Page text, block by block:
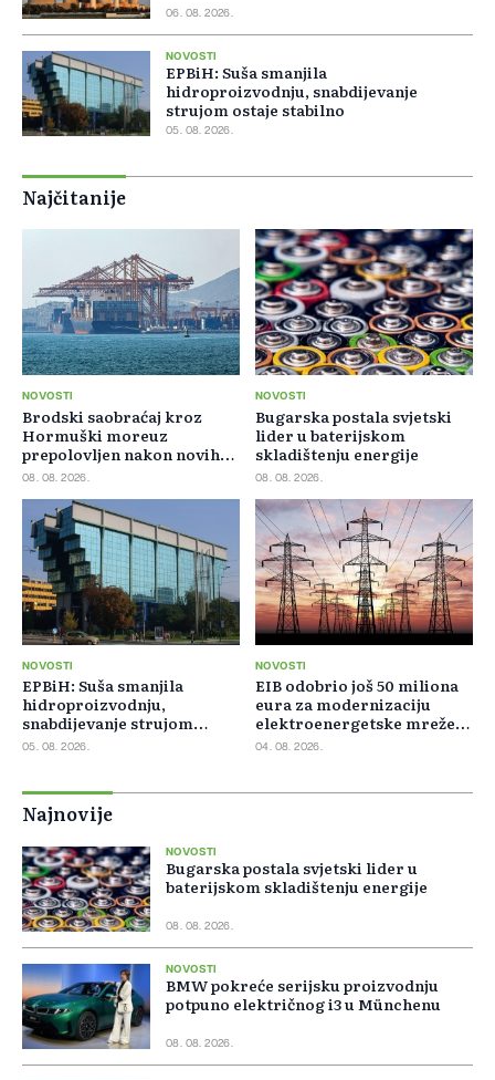
06. 08. 2026.
NOVOSTI
EPBiH: Suša smanjila
hidroproizvodnju, snabdijevanje
strujom ostaje stabilno
05. 08. 2026.
Najčitanije
NOVOSTI
Brodski saobraćaj kroz
Hormuški moreuz
prepolovljen nakon novih
blokada
08. 08. 2026.
NOVOSTI
Bugarska postala svjetski
lider u baterijskom
skladištenju energije
08. 08. 2026.
NOVOSTI
EPBiH: Suša smanjila
hidroproizvodnju,
snabdijevanje strujom
ostaje stabilno
05. 08. 2026.
NOVOSTI
EIB odobrio još 50 miliona
eura za modernizaciju
elektroenergetske mreže
Slovačke
04. 08. 2026.
Najnovije
NOVOSTI
Bugarska postala svjetski lider u
baterijskom skladištenju energije
08. 08. 2026.
NOVOSTI
BMW pokreće serijsku proizvodnju
potpuno električnog i3 u Münchenu
08. 08. 2026.